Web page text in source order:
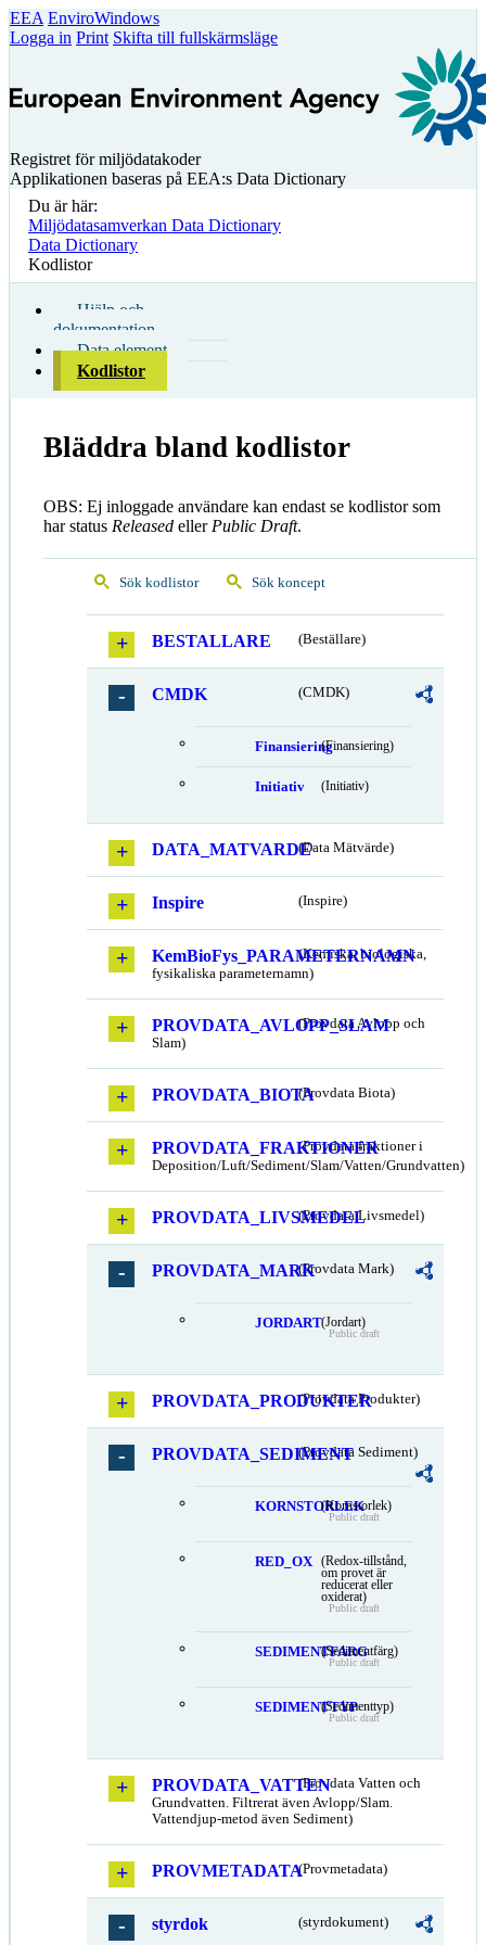
EEA EnviroWindows
Logga in Print Skifta till fullskärmsläge
Registret för miljödatakoder
Applikationen baseras på EEA:s Data Dictionary
Du är här:
Miljödatasamverkan Data Dictionary
Data Dictionary
Kodlistor
Hjälp och
dokumentation
Data element
Kodlistor
Bläddra bland kodlistor
OBS: Ej inloggade användare kan endast se kodlistor som
har status Released eller Public Draft.
Sök kodlistor Sök koncept
BESTALLARE (Beställare)
CMDK (CMDK)
Finansiering(Finansiering)
Initiativ (Initiativ)
DATA_MATVARDE(Data Mätvärde)
Inspire (Inspire)
KemBioFys_PARAMETERNAMN
(Kemiska, biologiska,
fysikaliska parameternamn)
PROVDATA_AVLOPP_SLAM
(Provdata Avlopp och
Slam)
PROVDATA_BIOTA(Provdata Biota)
PROVDATA_FRAKTIONER
(Provdata fraktioner i
Deposition/Luft/Sediment/Slam/Vatten/Grundvatten)
PROVDATA_LIVSMEDEL
(Provdata Livsmedel)
PROVDATA_MARK(Provdata Mark)
JORDART(Jordart)
Public draft
PROVDATA_PRODUKTER
(Provdata Produkter)
PROVDATA_SEDIMENT(Provdata Sediment)
KORNSTORLEK
(Kornstorlek)
Public draft
RED_OX
(Redox-tillstånd,
om provet är
reducerat eller
oxiderat)
Public draft
SEDIMENTFARG
(Sedimentfärg)
Public draft
SEDIMENTTYP(Sedimenttyp)
Public draft
PROVDATA_VATTEN(Provdata Vatten och
Grundvatten. Filtrerat även Avlopp/Slam.
Vattendjup-metod även Sediment)
PROVMETADATA(Provmetadata)
styrdok (styrdokument)